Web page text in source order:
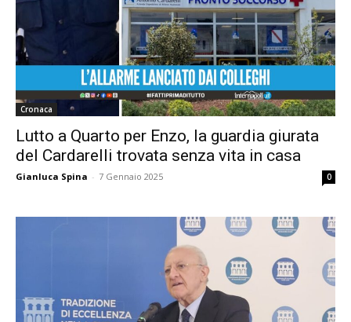
Cronaca
Lutto a Quarto per Enzo, la guardia giurata
del Cardarelli trovata senza vita in casa
Gianluca Spina - 7 Gennaio 2025 0